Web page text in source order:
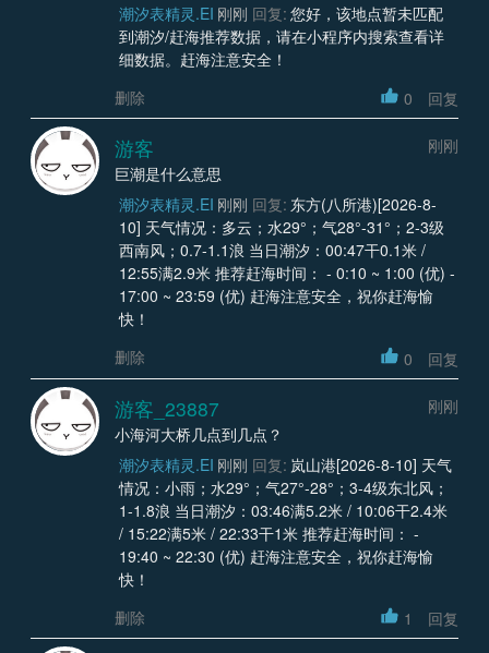
潮汐表精灵.EI 刚刚 回复: 您好，该地点暂未匹配
到潮汐/赶海推荐数据，请在小程序内搜索查看详
细数据。赶海注意安全！
删除
0 回复
游客
刚刚
巨潮是什么意思
潮汐表精灵.EI 刚刚 回复: 东方(八所港)[2026-8-
10] 天气情况：多云；水29°；气28°-31°；2-3级
西南风；0.7-1.1浪 当日潮汐：00:47干0.1米 /
12:55满2.9米 推荐赶海时间： - 0:10 ~ 1:00 (优) -
17:00 ~ 23:59 (优) 赶海注意安全，祝你赶海愉
快！
删除
0 回复
游客_23887
刚刚
小海河大桥几点到几点？
潮汐表精灵.EI 刚刚 回复: 岚山港[2026-8-10] 天气
情况：小雨；水29°；气27°-28°；3-4级东北风；
1-1.8浪 当日潮汐：03:46满5.2米 / 10:06干2.4米
/ 15:22满5米 / 22:33干1米 推荐赶海时间： -
19:40 ~ 22:30 (优) 赶海注意安全，祝你赶海愉
快！
删除
1 回复